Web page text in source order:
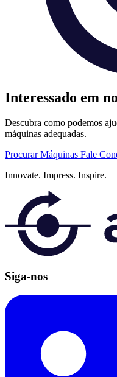
Interessado em
Descubra como podemos
máquinas adequadas.
Procurar Máquinas Fale
Innovate. Impress. Inspire.
Siga-nos